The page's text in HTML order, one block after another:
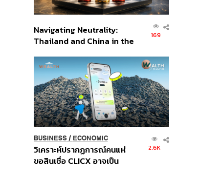
Navigating Neutrality:
Thailand and China in the
Order
169
BUSINESS/ ECONOMIC
วิเคราะห์ปรากฏการณ์คนแห่
ขอสินเชื่อ CLICX อาจเป็น
2.6K